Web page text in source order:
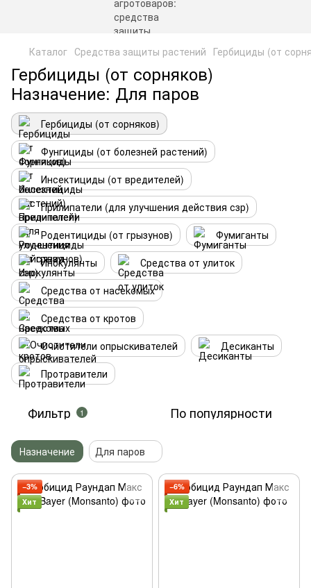
Каталог Средства защиты растений Гербициды (от
Гербициды (от сорняков)
Назначение: Для паров
Гербициды (от сорняков)
Фунгициды (от болезней растений)
Инсектициды (от вредителей)
Прилипатели (для улучшения действия сзр)
Родентициды (от грызунов)
Фумиганты
Инокулянты
Средства от улиток
Средства от насекомых
Средства от кротов
Очистители опрыскивателей
Десиканты
Протравители
Фильтр 1 По популярности
Назначение Для паров
−3%
Хит
−6%
Хит